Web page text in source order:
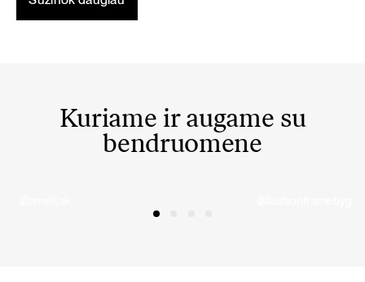
Kuriame ir augame su
bendruomene